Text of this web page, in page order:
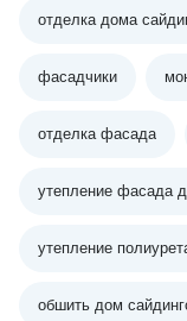
отделка дома
фасадчики
отделка фасада
утепление фасада
утепление
обшить дом